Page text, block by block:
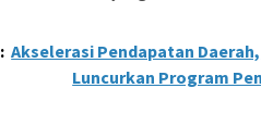
Akselerasi Pendapatan
Luncurkan Program